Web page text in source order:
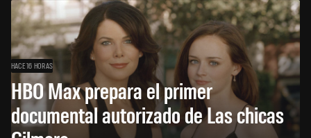
HACE 16 HORAS
HBO Max prepara el primer
documental autorizado de Las chicas